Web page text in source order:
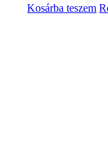
Kosárba teszem